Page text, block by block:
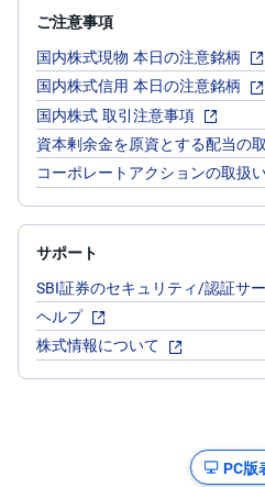
ご注意事項
国内株式現物 本日の注意銘柄
国内株式信用 本日の注意銘柄
国内株式 取引注意事項
資本剰余金を原資とする配当の
コーポレートアクションの取扱
サポート
SBI証券のセキュリティ/認証サ
ヘルプ
株式情報について
PC版